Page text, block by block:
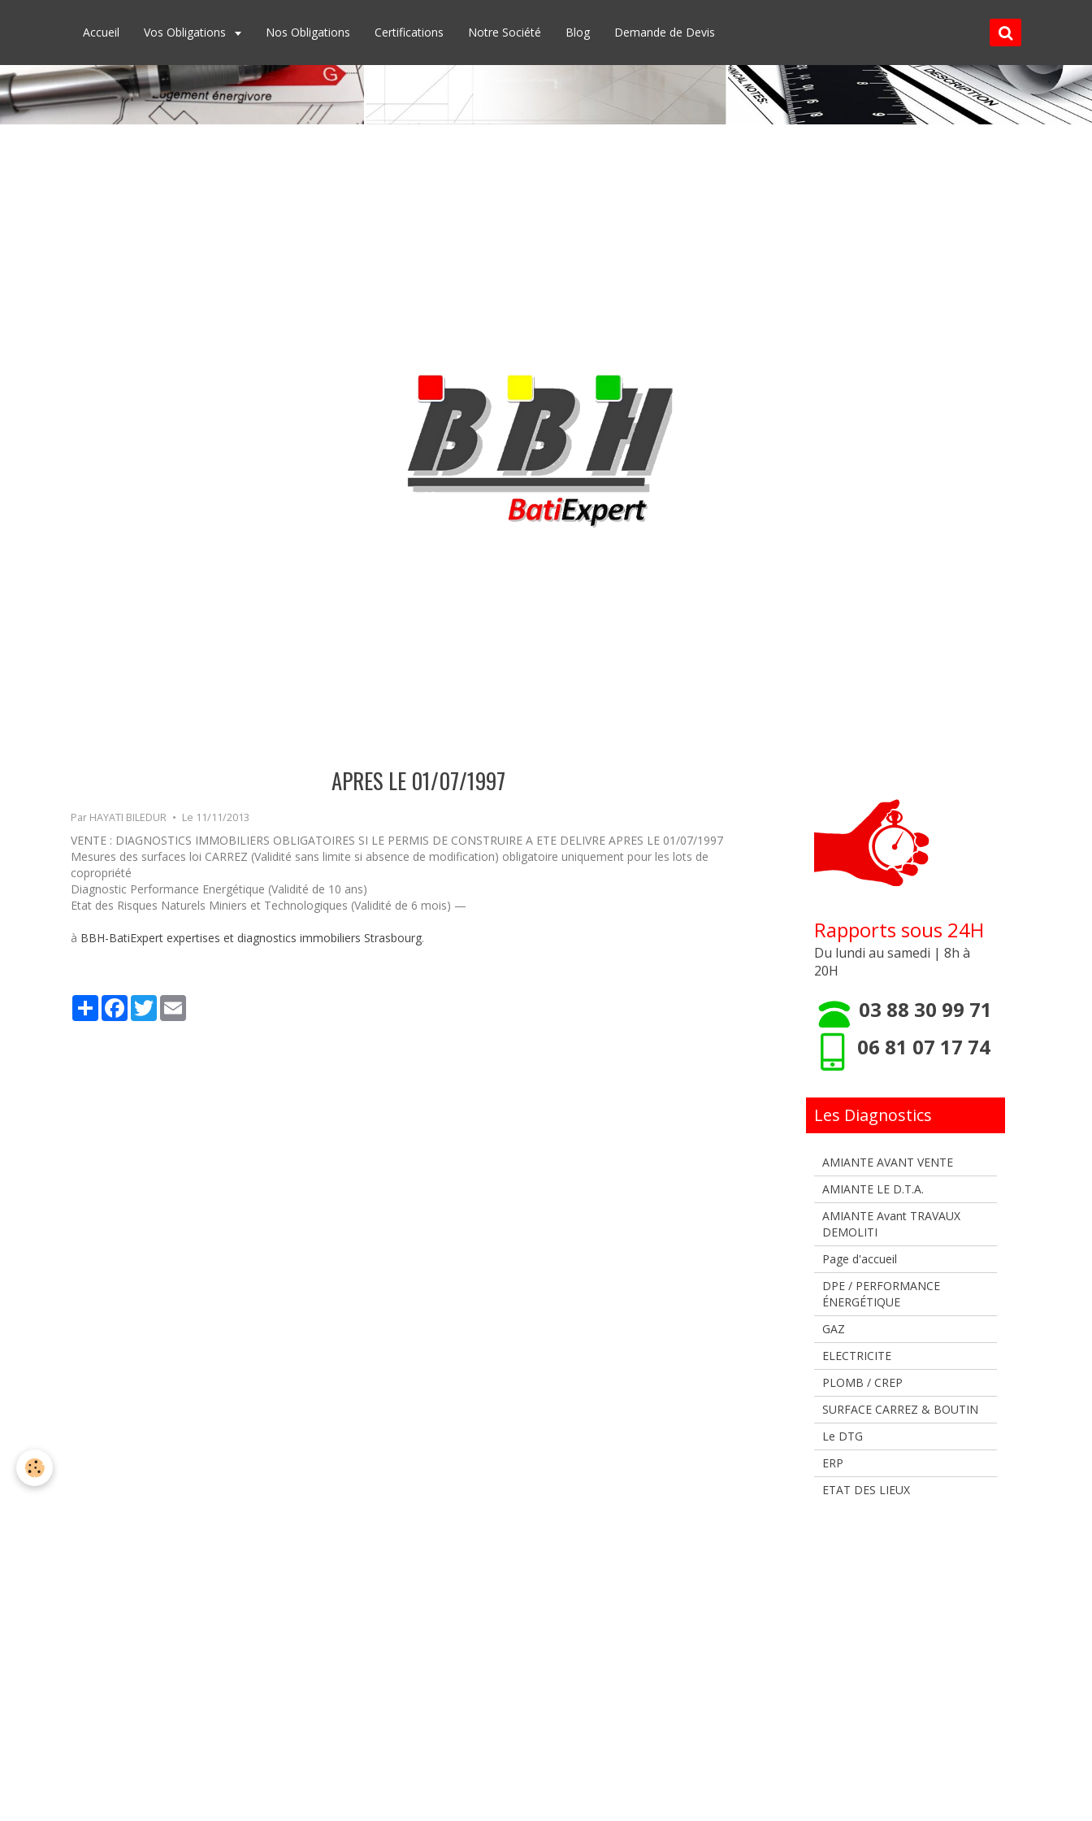
Accueil Vos Obligations Nos Obligations Certifications Notre Société Blog Demande de Devis
APRES LE 01/07/1997
Par HAYATI BILEDUR Le 11/11/2013
VENTE : DIAGNOSTICS IMMOBILIERS OBLIGATOIRES SI LE PERMIS DE CONSTRUIRE A ETE DELIVRE APRES LE 01/07/1997
Mesures des surfaces loi CARREZ (Validité sans limite si absence de modification) obligatoire uniquement pour les lots de
copropriété
Diagnostic Performance Energétique (Validité de 10 ans)
Etat des Risques Naturels Miniers et Technologiques (Validité de 6 mois) —
à BBH-BatiExpert expertises et diagnostics immobiliers Strasbourg.
PartagerFacebook
Twitter
Rapports sous 24H
Du lundi au samedi | 8h à
20H
03 88 30 99 71
06 81 07 17 74
Les Diagnostics
AMIANTE AVANT VENTE
AMIANTE LE D.T.A.
AMIANTE Avant TRAVAUX
DEMOLITI
Page d'accueil
DPE / PERFORMANCE
ÉNERGÉTIQUE
GAZ
ELECTRICITE
PLOMB / CREP
SURFACE CARREZ & BOUTIN
Le DTG
ERP
ETAT DES LIEUX